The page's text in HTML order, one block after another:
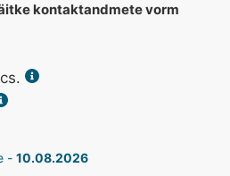
kontaktandmete vorm
- 10.08.2026